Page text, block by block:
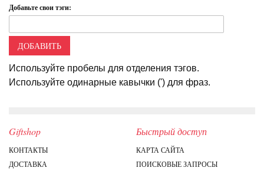
Добавьте свои тэги:
ДОБАВИТЬ
Используйте пробелы для отделения тэгов.
Используйте одинарные кавычки (') для фраз.
Giftshop
КОНТАКТЫ
ДОСТАВКА
Быстрый доступ
КАРТА САЙТА
ПОИСКОВЫЕ ЗАПРОСЫ